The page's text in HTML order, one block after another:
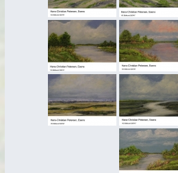
Wandgestaltung
Bildhauerei
Bernie op Pad
Trientje
Netzflicker
Emder Delftspucker